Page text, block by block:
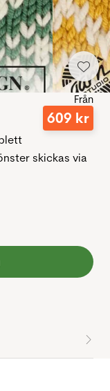
Från
609 kr
skickas via